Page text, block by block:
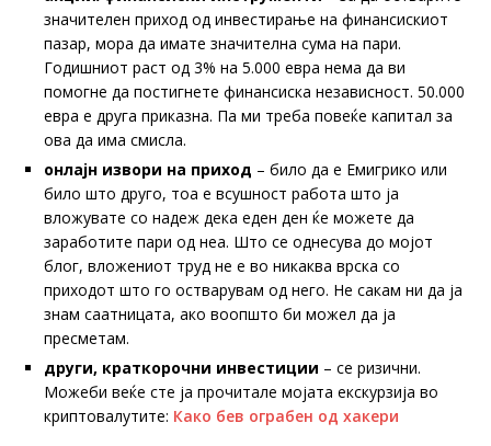
значителен приход од инвестирање на финансискиот
пазар, мора да имате значителна сума на пари.
Годишниот раст од 3% на 5.000 евра нема да ви
помогне да постигнете финансиска независност. 50.000
евра е друга приказна. Па ми треба повеќе капитал за
ова да има смисла.
онлајн извори на приход – било да е Емигрико или
било што друго, тоа е всушност работа што ја
вложувате со надеж дека еден ден ќе можете да
заработите пари од неа. Што се однесува до мојот
блог, вложениот труд не е во никаква врска со
приходот што го остварувам од него. Не сакам ни да ја
знам саатницата, ако воопшто би можел да ја
пресметам.
други, краткорочни инвестиции – се ризични.
Можеби веќе сте ја прочитале мојата екскурзија во
криптовалутите: Како бев ограбен од хакери